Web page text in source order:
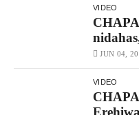
VIDEO
JUN 04,
VIDEO